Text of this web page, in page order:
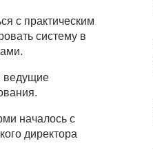
с практическим
систему в
ведущие
началось с
директора